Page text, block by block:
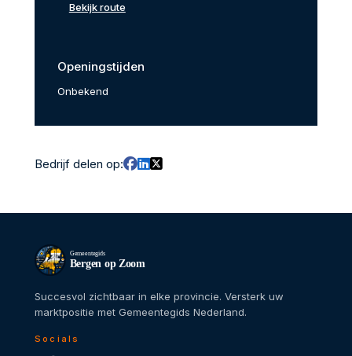
Bekijk route
Openingstijden
Onbekend
Bedrijf delen op:
Gemeentegids
Bergen op Zoom
Succesvol zichtbaar in elke provincie. Versterk uw
marktpositie met Gemeentegids Nederland.
Socials